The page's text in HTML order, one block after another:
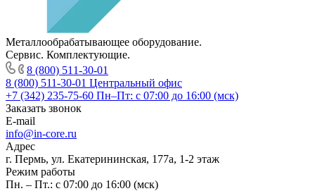
Металлообрабатывающее оборудование.
Сервис. Комплектующие.
8 (800) 511-30-01
8 (800) 511-30-01 Центральный офис
+7 (342) 235-75-60 Пн–Пт: с 07:00 до 16:00 (мск)
Заказать звонок
E-mail
info@in-core.ru
Адрес
г. Пермь, ул. ​Екатерининская, 177а, ​1-2 этаж
Режим работы
Пн. – Пт.: с 07:00 до 16:00 (мск)